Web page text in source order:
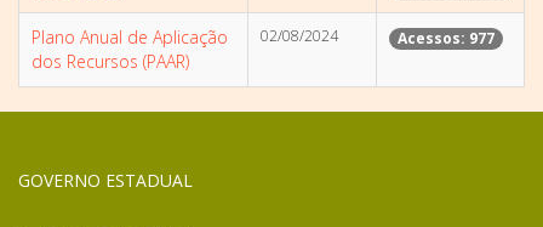
Plano Anual de Aplicação
dos Recursos (PAAR)
02/08/2024 Acessos: 977
GOVERNO ESTADUAL